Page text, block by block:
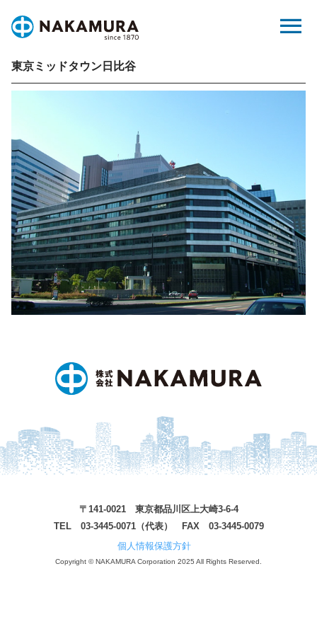
content
menu
東京ミッドタウン日比谷
〒141-0021 東京都品川区上大崎3-6-4
TEL 03-3445-0071（代表） FAX 03-3445-0079
個人情報保護方針
Copyright © NAKAMURA Corporation 2025 All Rights Reserved.